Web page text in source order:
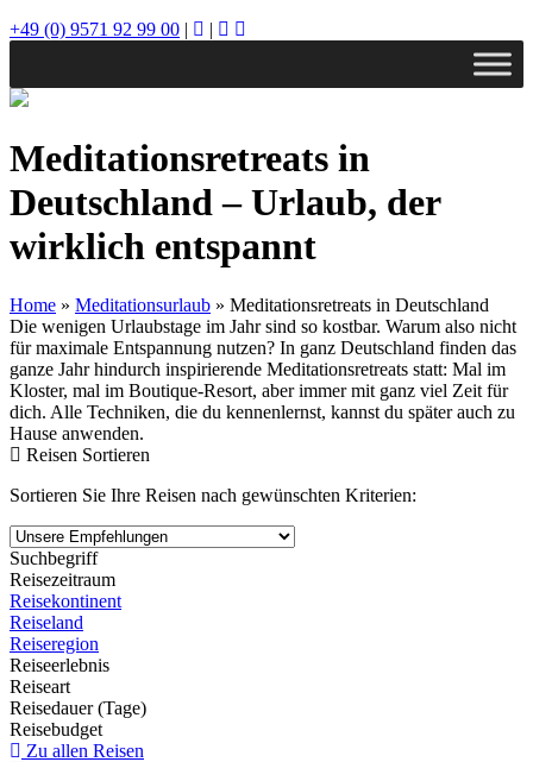
+49 (0) 9571 92 99 00 | |
Meditationsretreats in
Deutschland – Urlaub, der
wirklich entspannt
Home » Meditationsurlaub » Meditationsretreats in Deutschland
Die wenigen Urlaubstage im Jahr sind so kostbar. Warum also nicht
für maximale Entspannung nutzen? In ganz Deutschland finden das
ganze Jahr hindurch inspirierende Meditationsretreats statt: Mal im
Kloster, mal im Boutique-Resort, aber immer mit ganz viel Zeit für
dich. Alle Techniken, die du kennenlernst, kannst du später auch zu
Hause anwenden.
Reisen Sortieren
Sortieren Sie Ihre Reisen nach gewünschten Kriterien:
Suchbegriff
Reisezeitraum
Reisekontinent
Reiseland
Reiseregion
Reiseerlebnis
Reiseart
Reisedauer (Tage)
Reisebudget
Zu allen Reisen